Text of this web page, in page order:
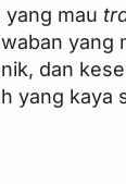
yang mau
yang
dan
yang kaya